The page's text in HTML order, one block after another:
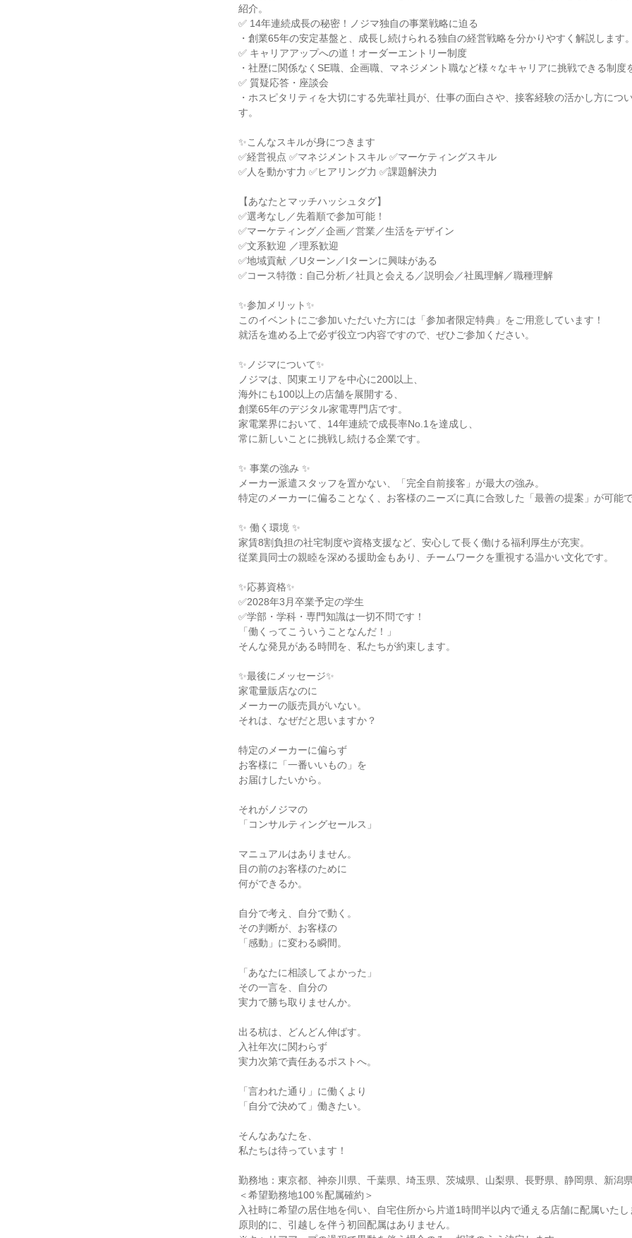
紹介。
✅ 14年連続成長の秘密！ノジマ独自の事業戦略に迫る
・創業65年の安定基盤と、成長し続けられる独自の経営戦略を分かりやすく解説します
✅ キャリアアップへの道！オーダーエントリー制度
・社歴に関係なくSE職、企画職、マネジメント職など様々なキャリアに挑戦できる制度
✅ 質疑応答・座談会
・ホスピタリティを大切にする先輩社員が、仕事の面白さや、接客経験の活かし方につ
す。
✨こんなスキルが身につきます
✅経営視点 ✅マネジメントスキル ✅マーケティングスキル
✅人を動かす力 ✅ヒアリング力 ✅課題解決力
【あなたとマッチハッシュタグ】
✅選考なし／先着順で参加可能！
✅マーケティング／企画／営業／生活をデザイン
✅文系歓迎 ／理系歓迎
✅地域貢献 ／Uターン／Iターンに興味がある
✅コース特徴：自己分析／社員と会える／説明会／社風理解／職種理解
✨参加メリット✨
このイベントにご参加いただいた方には「参加者限定特典」をご用意しています！
就活を進める上で必ず役立つ内容ですので、ぜひご参加ください。
✨ノジマについて✨
ノジマは、関東エリアを中心に200以上、
海外にも100以上の店舗を展開する、
創業65年のデジタル家電専門店です。
家電業界において、14年連続で成長率No.1を達成し、
常に新しいことに挑戦し続ける企業です。
✨ 事業の強み ✨
メーカー派遣スタッフを置かない、「完全自前接客」が最大の強み。
特定のメーカーに偏ることなく、お客様のニーズに真に合致した「最善の提案」が可能
✨ 働く環境 ✨
家賃8割負担の社宅制度や資格支援など、安心して長く働ける福利厚生が充実。
従業員同士の親睦を深める援助金もあり、チームワークを重視する温かい文化です。
✨応募資格✨
✅2028年3月卒業予定の学生
✅学部・学科・専門知識は一切不問です！
「働くってこういうことなんだ！」
そんな発見がある時間を、私たちが約束します。
✨最後にメッセージ✨
家電量販店なのに
メーカーの販売員がいない。
それは、なぜだと思いますか？
特定のメーカーに偏らず
お客様に「一番いいもの」を
お届けしたいから。
それがノジマの
「コンサルティングセールス」
マニュアルはありません。
目の前のお客様のために
何ができるか。
自分で考え、自分で動く。
その判断が、お客様の
「感動」に変わる瞬間。
「あなたに相談してよかった」
その一言を、自分の
実力で勝ち取りませんか。
出る杭は、どんどん伸ばす。
入社年次に関わらず
実力次第で責任あるポストへ。
「言われた通り」に働くより
「自分で決めて」働きたい。
そんなあなたを、
私たちは待っています！
勤務地：東京都、神奈川県、千葉県、埼玉県、茨城県、山梨県、長野県、静岡県、新潟
＜希望勤務地100％配属確約＞
入社時に希望の居住地を伺い、自宅住所から片道1時間半以内で通える店舗に配属いたし
原則的に、引越しを伴う初回配属はありません。